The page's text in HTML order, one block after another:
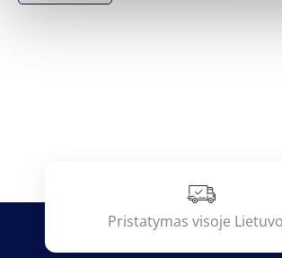
Pristatymas visoje